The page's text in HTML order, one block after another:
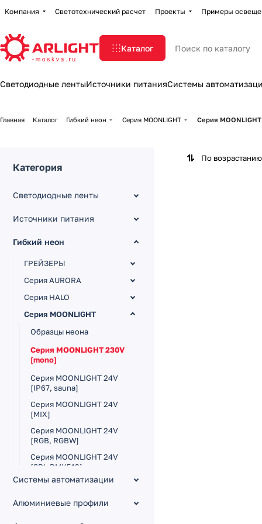
Компания Светотехнический расчет Проекты Примеры
Каталог
Светодиодные лентыИсточники питанияСистемы
Главная Каталог Гибкий неон Серия MOONLIGHT Серия
По
Категория
Светодиодные ленты
Источники питания
Гибкий неон
ГРЕЙЗЕРЫ
Серия AURORA
Серия HALO
Серия MOONLIGHT
Образцы неона
Серия MOONLIGHT 230V
[mono]
Серия MOONLIGHT 24V
[IP67, sauna]
Серия MOONLIGHT 24V
[MIX]
Серия MOONLIGHT 24V
[RGB, RGBW]
Серия MOONLIGHT 24V
[SPI, DMX512]
Серия MOONLIGHT 3D 24V
Серия MOONLIGHT
Системы автоматизации
Алюминиевые профили